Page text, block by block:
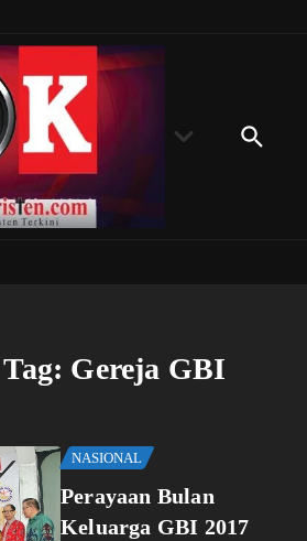
Gereja GBI
NASIONAL
Perayaan Bulan
Keluarga GBI 2017